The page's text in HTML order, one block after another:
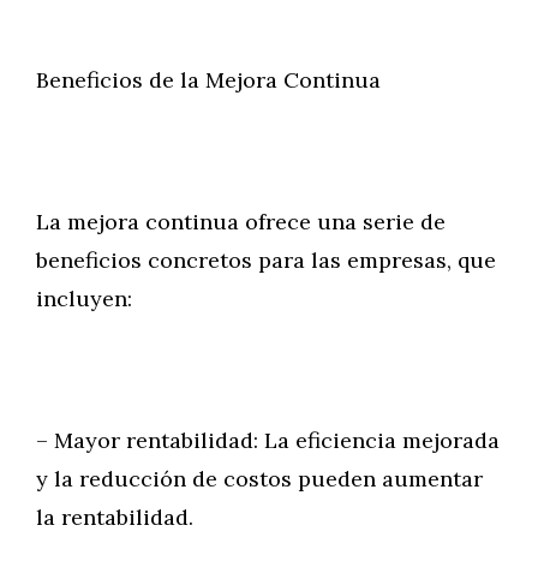
Beneficios de la Mejora Continua
La mejora continua ofrece una serie de
beneficios concretos para las empresas, que
incluyen:
– Mayor rentabilidad: La eficiencia mejorada
y la reducción de costos pueden aumentar
la rentabilidad.